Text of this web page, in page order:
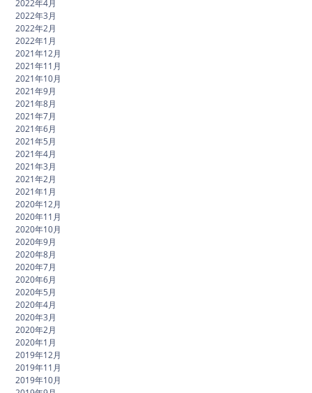
2022年4月
2022年3月
2022年2月
2022年1月
2021年12月
2021年11月
2021年10月
2021年9月
2021年8月
2021年7月
2021年6月
2021年5月
2021年4月
2021年3月
2021年2月
2021年1月
2020年12月
2020年11月
2020年10月
2020年9月
2020年8月
2020年7月
2020年6月
2020年5月
2020年4月
2020年3月
2020年2月
2020年1月
2019年12月
2019年11月
2019年10月